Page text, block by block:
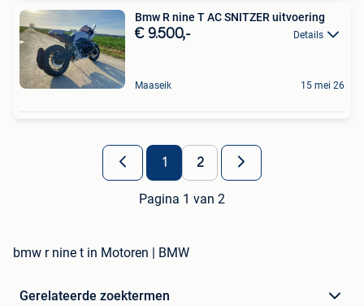
Bmw R nine T AC SNITZER uitvoering
€ 9.500,- Details
Maaseik 15 mei 26
1 2
Pagina 1 van 2
bmw r nine t in Motoren | BMW
Gerelateerde zoektermen